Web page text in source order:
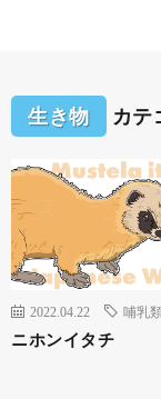
生き物 カテ
2022.04.22 哺乳
ニホンイタチ